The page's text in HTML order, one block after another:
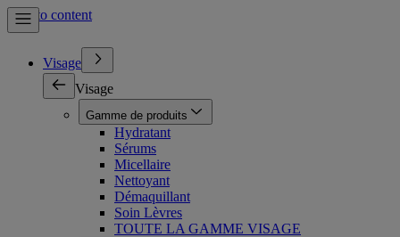
Skip to content
Visage
Visage
Gamme de produits
Hydratant
Sérums
Micellaire
Nettoyant
Démaquillant
Soin Lèvres
TOUTE LA GAMME VISAGE